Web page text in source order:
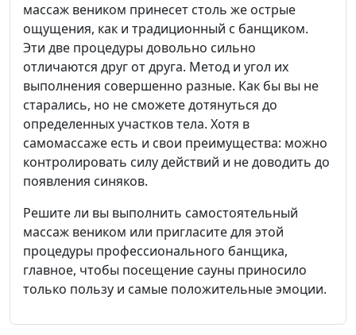
массаж веником принесет столь же острые
ощущения, как и традиционный с банщиком.
Эти две процедуры довольно сильно
отличаются друг от друга. Метод и угол их
выполнения совершенно разные. Как бы вы не
старались, но не сможете дотянуться до
определенных участков тела. Хотя в
самомассаже есть и свои преимущества: можно
контролировать силу действий и не доводить до
появления синяков.
Решите ли вы выполнить самостоятельный
массаж веником или пригласите для этой
процедуры профессионального банщика,
главное, чтобы посещение сауны приносило
только пользу и самые положительные эмоции.